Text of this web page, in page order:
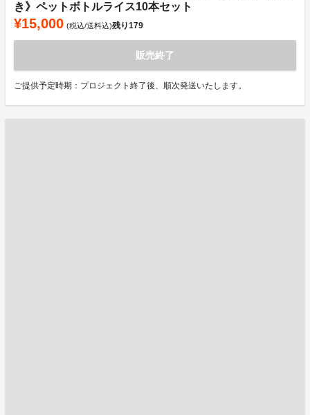
き》ペットボトルライス10本セット
¥15,000 (税込/送料込)残り179
販売終了
ご提供予定時期：プロジェクト終了後、順次発送いたします。